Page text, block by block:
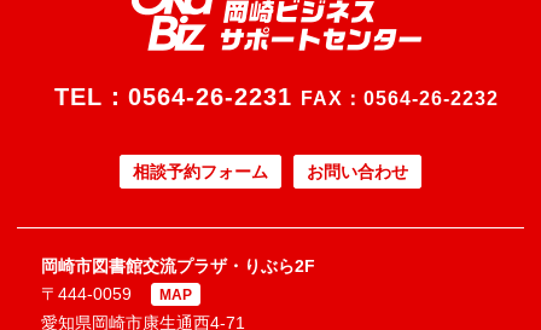
TEL： 0564-26-2231 FAX：0564-26-2232
相談予約フォーム お問い合わせ
岡崎市図書館交流プラザ・りぶら2F
〒444-0059
MAP
愛知県岡崎市康生通西4-71